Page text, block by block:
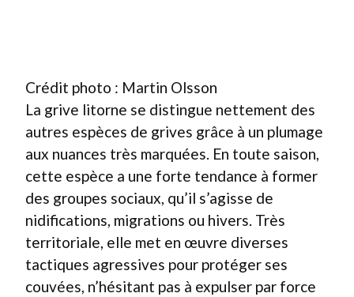
Crédit photo : Martin Olsson
La grive litorne se distingue nettement des
autres espèces de grives grâce à un plumage
aux nuances très marquées. En toute saison,
cette espèce a une forte tendance à former
des groupes sociaux, qu’il s’agisse de
nidifications, migrations ou hivers. Très
territoriale, elle met en œuvre diverses
tactiques agressives pour protéger ses
couvées, n’hésitant pas à expulser par force